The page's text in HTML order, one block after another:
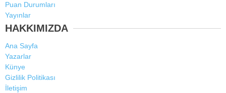
Puan Durumları
Yayınlar
HAKKIMIZDA
Ana Sayfa
Yazarlar
Künye
Gizlilik Politikası
İletişim